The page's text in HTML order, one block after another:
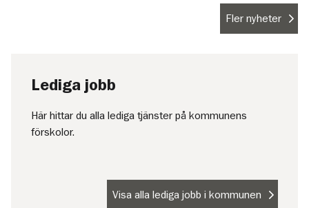
Fler nyheter
Lediga jobb
Här hittar du alla lediga tjänster på kommunens
förskolor.
Visa alla lediga jobb i kommunen